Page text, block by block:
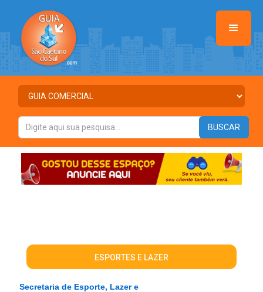
ESPORTES E LAZER
Secretaria de Esporte, Lazer e